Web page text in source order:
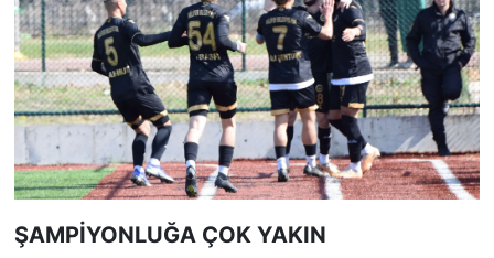
ŞAMPİYONLUĞA ÇOK YAKIN